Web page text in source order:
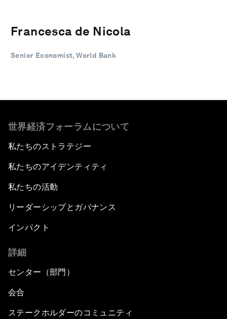
Francesca de Nicola
Senior Economist, World Bank
世界経済フォーラムについて
私たちのストラテジー
私たちのアイデンティティ
私たちの活動
リーダーシップとガバナンス
インパクト
詳細
センター（部門）
会合
ステークホルダーのコミュニティ